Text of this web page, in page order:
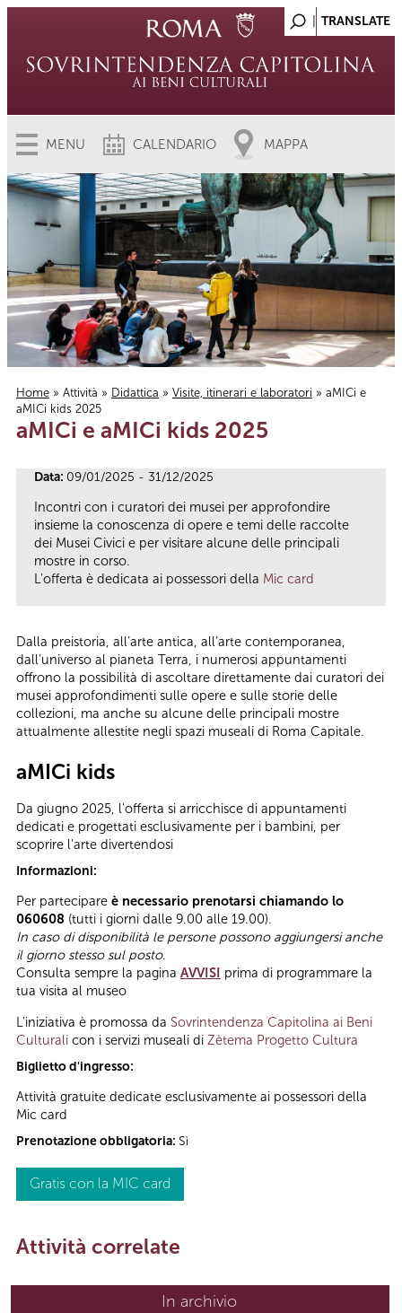
MENU CALENDARIO MAPPA
Tu sei qui
Home » Attività » Didattica » Visite, itinerari e laboratori » aMICi e
aMICi kids 2025
aMICi e aMICi kids 2025
Data: 09/01/2025 - 31/12/2025
Incontri con i curatori dei musei per approfondire
insieme la conoscenza di opere e temi delle raccolte
dei Musei Civici e per visitare alcune delle principali
mostre in corso.
L'offerta è dedicata ai possessori della Mic card
Dalla preistoria, all’arte antica, all’arte contemporanea,
dall’universo al pianeta Terra, i numerosi appuntamenti
offrono la possibilità di ascoltare direttamente dai curatori dei
musei approfondimenti sulle opere e sulle storie delle
collezioni, ma anche su alcune delle principali mostre
attualmente allestite negli spazi museali di Roma Capitale.
aMICi kids
Da giugno 2025, l'offerta si arricchisce di appuntamenti
dedicati e progettati esclusivamente per i bambini, per
scoprire l'arte divertendosi
Informazioni:
Per partecipare è necessario prenotarsi chiamando lo
060608 (tutti i giorni dalle 9.00 alle 19.00).
In caso di disponibilità le persone possono aggiungersi anche
il giorno stesso sul posto.
Consulta sempre la pagina AVVISI prima di programmare la
tua visita al museo
L’iniziativa è promossa da Sovrintendenza Capitolina ai Beni
Culturali con i servizi museali di Zètema Progetto Cultura
Biglietto d'ingresso:
Attività gratuite dedicate esclusivamente ai possessori della
Mic card
Prenotazione obbligatoria: Sì
Gratis con la MIC card
Attività correlate
In archivio